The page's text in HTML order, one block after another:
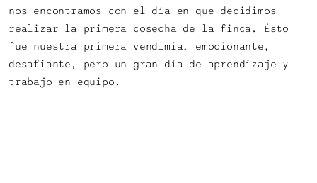
nos encontramos con el día en que decidimos
realizar la primera cosecha de la finca. Ésto
fue nuestra primera vendimia, emocionante,
desafiante, pero un gran día de aprendizaje y
trabajo en equipo.